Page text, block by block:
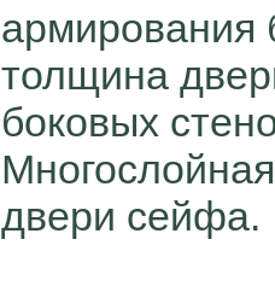
армирования
толщина
боковых
двери сейфа.